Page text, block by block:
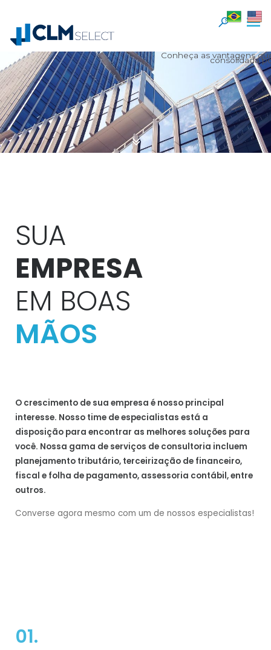
Conheça as vantagens
consolidada
SUA
EMPRESA
EM BOAS
MÃOS
O crescimento de sua empresa é nosso principal
interesse. Nosso time de especialistas está a
disposição para encontrar as melhores soluções para
você. Nossa gama de serviços de consultoria incluem
planejamento tributário, terceirização de financeiro,
fiscal e folha de pagamento, assessoria contábil, entre
outros.
Converse agora mesmo com um de nossos especialistas!
01.